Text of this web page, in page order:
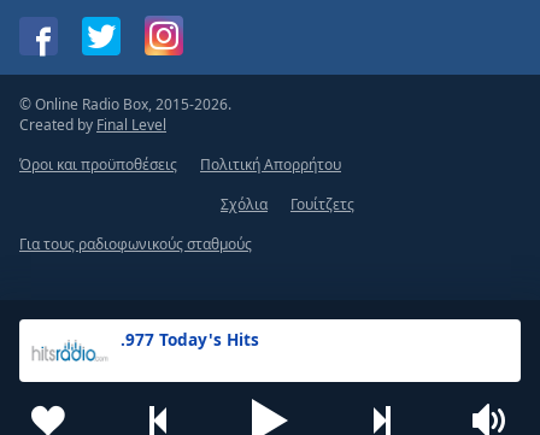
.977 Today's Hits
© Online Radio Box, 2015-2026.
Created by Final Level
Όροι και προϋποθέσεις
Πολιτική Απορρήτου
Σχόλια
Γουίτζετς
Για τους ραδιοφωνικούς σταθμούς